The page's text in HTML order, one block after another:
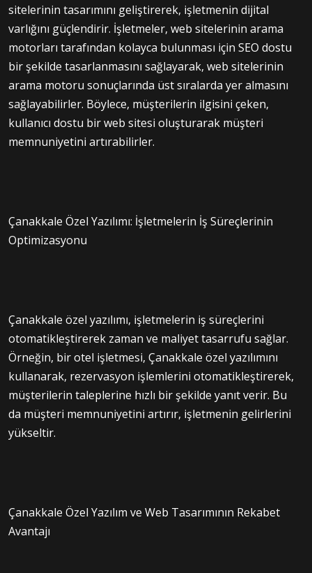
sitelerinin tasarımını geliştirerek, işletmenin dijital
varlığını güçlendirir. İşletmeler, web sitelerinin arama
motorları tarafından kolayca bulunması için SEO dostu
bir şekilde tasarlanmasını sağlayarak, web sitelerinin
arama motoru sonuçlarında üst sıralarda yer almasını
sağlayabilirler. Böylece, müşterilerin ilgisini çeken,
kullanıcı dostu bir web sitesi oluşturarak müşteri
memnuniyetini artırabilirler.
Çanakkale Özel Yazılımı: İşletmelerin İş Süreçlerinin
Optimizasyonu
Çanakkale özel yazılımı, işletmelerin iş süreçlerini
otomatikleştirerek zaman ve maliyet tasarrufu sağlar.
Örneğin, bir otel işletmesi, Çanakkale özel yazılımını
kullanarak, rezervasyon işlemlerini otomatikleştirerek,
müşterilerin taleplerine hızlı bir şekilde yanıt verir. Bu
da müşteri memnuniyetini artırır, işletmenin gelirlerini
yükseltir.
Çanakkale Özel Yazılım ve Web Tasarımının Rekabet
Avantajı